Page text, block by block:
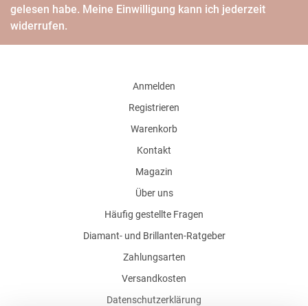
gelesen habe. Meine Einwilligung kann ich jederzeit
widerrufen.
Anmelden
Registrieren
Warenkorb
Kontakt
Magazin
Über uns
Häufig gestellte Fragen
Diamant- und Brillanten-Ratgeber
Zahlungsarten
Versandkosten
Datenschutzerklärung